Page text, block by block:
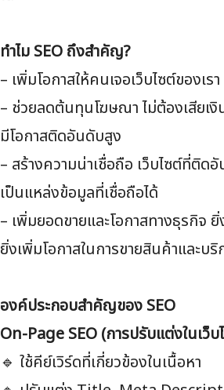
ทำไม SEO ถึงสำคัญ?
– เพิ่มโอกาสให้คนเจอเว็บไซต์ของเรา
– ช่วยลดต้นทุนโฆษณา ไม่ต้องเสียเ
มีโอกาสติดอันดับสูง
– สร้างความน่าเชื่อถือ เว็บไซต์ที่ติ
เป็นแหล่งข้อมูลที่เชื่อถือได้
– เพิ่มยอดขายและโอกาสทางธุรกิจ
ยิ่งเพิ่มโอกาสในการขายสินค้าและบริ
องค์ประกอบสำคัญของ SEO
On-Page SEO (การปรับแต่งในเว็บ
🔹 ใช้คีย์เวิร์ดที่เกี่ยวข้องในเนื้อหา